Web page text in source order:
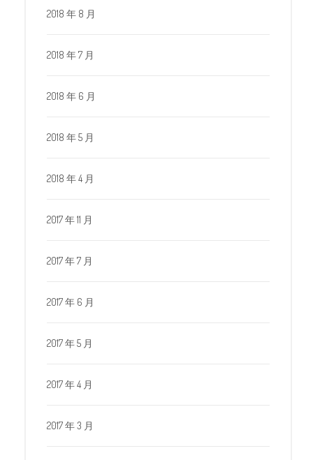
2018 年 8 月
2018 年 7 月
2018 年 6 月
2018 年 5 月
2018 年 4 月
2017 年 11 月
2017 年 7 月
2017 年 6 月
2017 年 5 月
2017 年 4 月
2017 年 3 月